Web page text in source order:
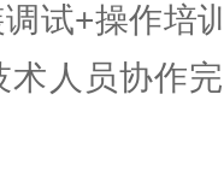
试+操作培
术人员协作